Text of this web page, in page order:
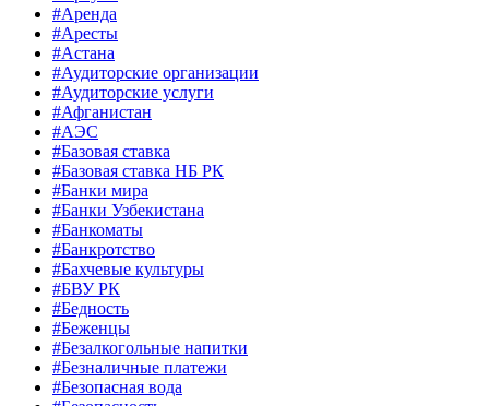
#Аренда
#Аресты
#Астана
#Аудиторские организации
#Аудиторские услуги
#Афганистан
#АЭС
#Базовая ставка
#Базовая ставка НБ РК
#Банки мира
#Банки Узбекистана
#Банкоматы
#Банкротство
#Бахчевые культуры
#БВУ РК
#Бедность
#Беженцы
#Безалкогольные напитки
#Безналичные платежи
#Безопасная вода